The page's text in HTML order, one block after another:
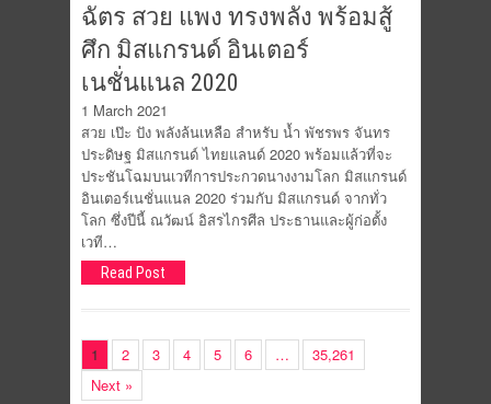
ฉัตร สวย แพง ทรงพลัง พร้อมสู้
ศึก มิสแกรนด์ อินเตอร์
เนชั่นแนล 2020
1 March 2021
สวย เป๊ะ ปัง พลังล้นเหลือ สำหรับ น้ำ พัชรพร จันทร
ประดิษฐ มิสแกรนด์ ไทยแลนด์ 2020 พร้อมแล้วที่จะ
ประชันโฉมบนเวทีการประกวดนางงามโลก มิสแกรนด์
อินเตอร์เนชั่นแนล 2020 ร่วมกับ มิสแกรนด์ จากทั่ว
โลก ซึ่งปีนี้ ณวัฒน์ อิสรไกรศีล ประธานและผู้ก่อตั้ง
เวที…
Read Post
1 2 3 4 5 6 …
35,261
Next »